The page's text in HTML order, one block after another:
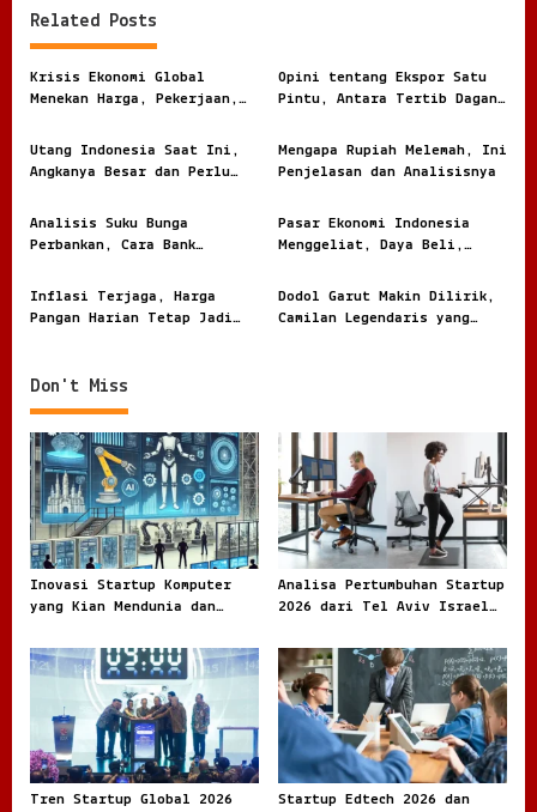
n
a
v
g
a
t
i
o
n
Related Posts
Krisis Ekonomi Global
Menekan Harga, Pekerjaan,
Opini tentang Ekspor Satu
Pintu, Antara Tertib Dagang
Utang Indonesia Saat Ini,
Angkanya Besar dan Perlu
Mengapa Rupiah Melemah, Ini
Penjelasan dan Analisisnya
Analisis Suku Bunga
Perbankan, Cara Bank
Nasabah
Pasar Ekonomi Indonesia
Menggeliat, Daya Beli,
Jadi Sorotan
Inflasi Terjaga, Harga
Pangan Harian Tetap Jadi
Dodol Garut Makin Dilirik,
Camilan Legendaris yang
Don't Miss
Inovasi Startup Komputer
yang Kian Mendunia dan
Analisa Pertumbuhan Startup
2026 dari Tel Aviv Israel
Inovasi Global
Tren Startup Global 2026
Startup Edtech 2026 dan